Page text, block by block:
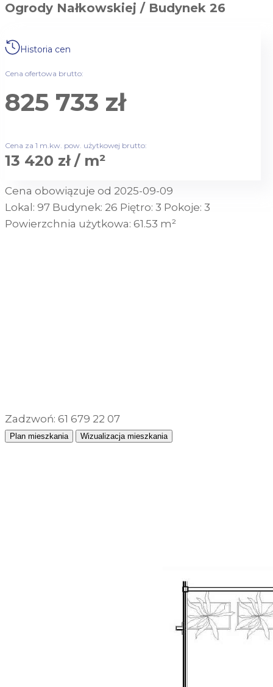
Ogrody Nałkowskiej / Budynek 26
Historia cen
Cena ofertowa brutto:
825 733 zł
Cena za 1 m.kw. pow. użytkowej brutto:
13 420 zł / m²
Cena obowiązuje od 2025-09-09
Lokal: 97 Budynek: 26 Piętro: 3 Pokoje: 3
Powierzchnia użytkowa: 61.53 m²
Zadzwoń: 61 679 22 07
Plan mieszkania Wizualizacja mieszkania